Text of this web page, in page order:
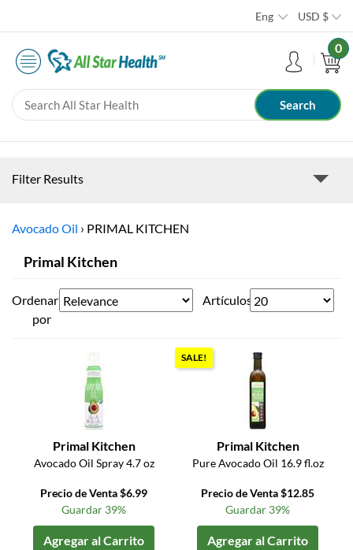
Eng USD $
0
Filter Results
Avocado Oil › PRIMAL KITCHEN
Primal Kitchen
Ordenar
por
Artículos
Primal Kitchen
Avocado Oil Spray 4.7 oz
Precio de Venta $6.99
Guardar 39%
Agregar al Carrito
SALE!
Primal Kitchen
Pure Avocado Oil 16.9 fl.oz
Precio de Venta $12.85
Guardar 39%
Agregar al Carrito